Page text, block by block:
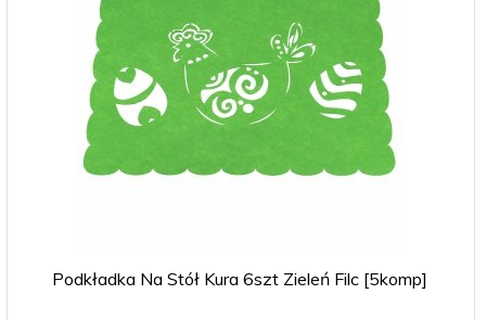
Podkładka Na Stół Kura 6szt Zieleń Filc [5komp]